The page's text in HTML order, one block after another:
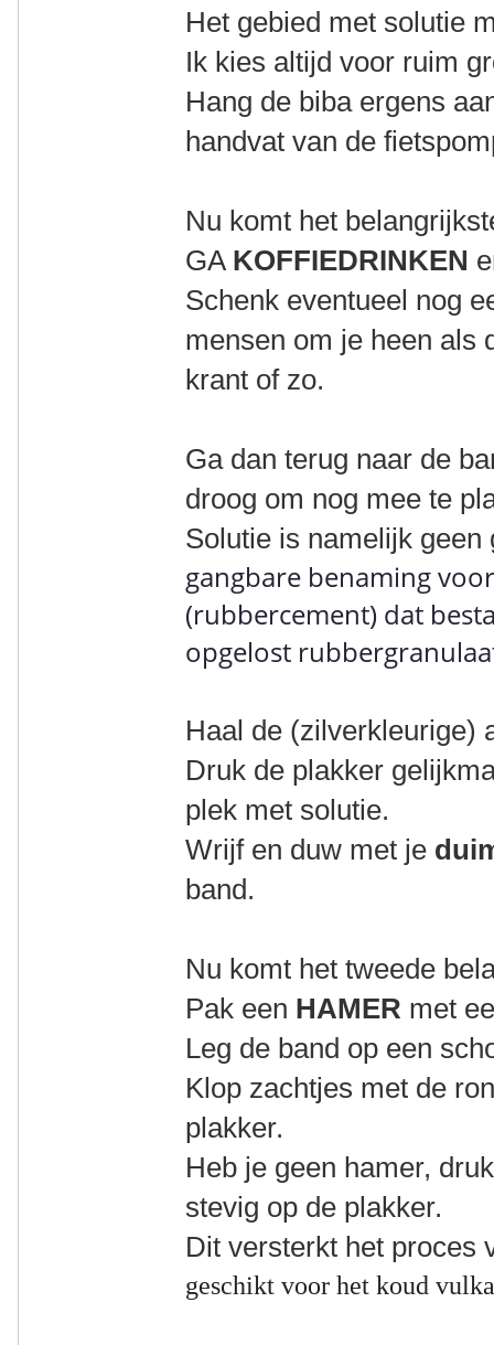
Het gebied met solutie
Ik kies altijd voor ruim
Hang de biba ergens
handvat van de
Nu komt het
GA KOFFIEDRINKEN
Schenk eventueel nog
mensen om je heen als
krant of zo.
Ga dan terug naar de
droog om nog mee te
Solutie is namelijk geen
gangbare benaming
(rubbercement) dat
opgelost
Haal de (zilverkleurige)
Druk de plakker
plek met solutie.
Wrijf en duw met je
band.
Nu komt het tweede
Pak een HAMER met
Leg de band op een
Klop zachtjes met de
plakker.
Heb je geen hamer,
stevig op de plakker.
Dit versterkt het proces
geschikt voor het koud